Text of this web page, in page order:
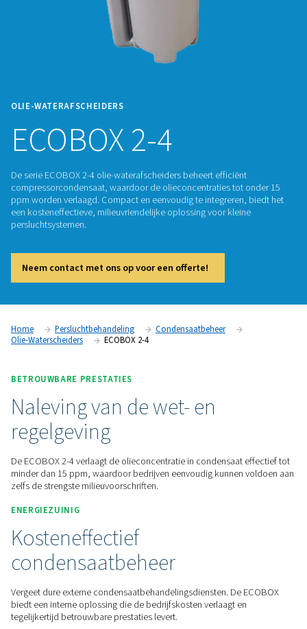
OLIE-WATERAFSCHEIDERS
ECOBOX 2-4
De serie ECOBOX 2-4 olie-waterafscheiders beheert
compressorcondensaat, waardoor de olieconcentraties tot
een kosteneffectieve, milieuvriendelijke oplossing voor
persluchtsystemen.
Neem contact met ons op voor een offerte!
Home Persluchtbehandeling
Condensaatbeheer
Olie-Waterscheiders
ECOBOX 2-4
BETROUWBARE PRESTATIES
Naleving van de wet- en
regelgeving